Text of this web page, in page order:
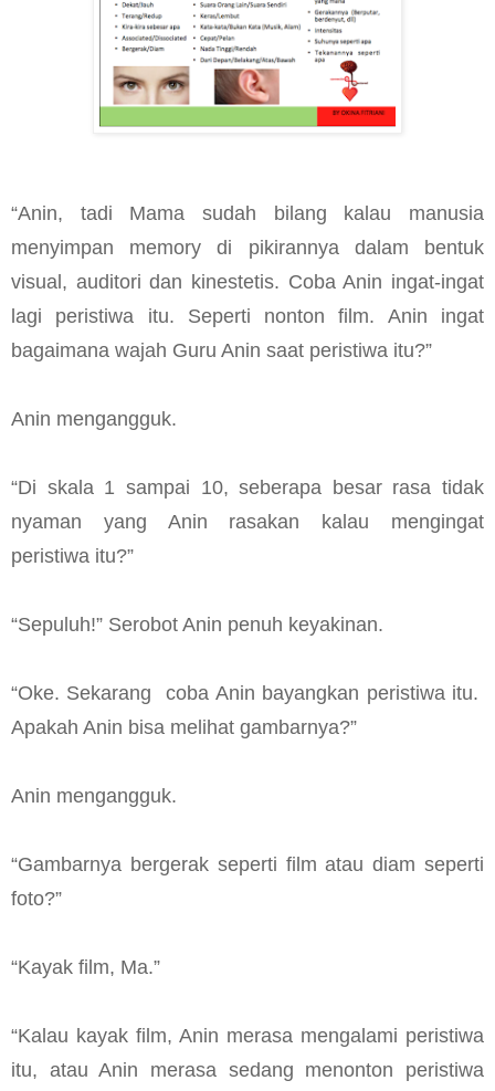
“Anin, tadi Mama sudah bilang kalau manusia
menyimpan memory di pikirannya dalam bentuk
visual, auditori dan kinestetis. Coba Anin ingat-ingat
lagi peristiwa itu. Seperti nonton film. Anin ingat
bagaimana wajah Guru Anin saat peristiwa itu?”
Anin mengangguk.
“Di skala 1 sampai 10, seberapa besar rasa tidak
nyaman yang Anin rasakan kalau mengingat
peristiwa itu?”
“Sepuluh!” Serobot Anin penuh keyakinan.
“Oke. Sekarang coba Anin bayangkan peristiwa itu.
Apakah Anin bisa melihat gambarnya?”
Anin mengangguk.
“Gambarnya bergerak seperti film atau diam seperti
foto?”
“Kayak film, Ma.”
“Kalau kayak film, Anin merasa mengalami peristiwa
itu, atau Anin merasa sedang menonton peristiwa